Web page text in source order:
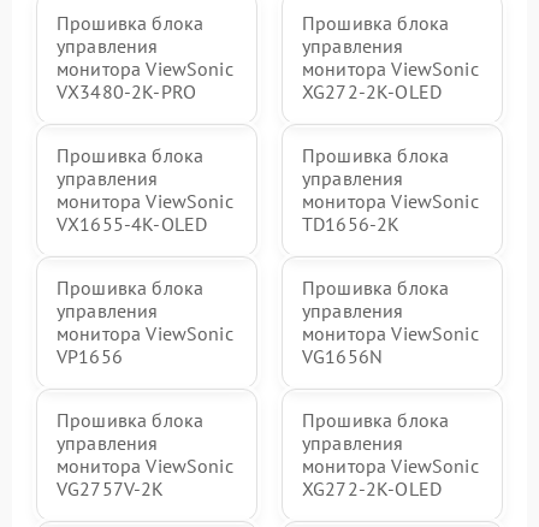
Прошивка блока
управления
монитора ViewSonic
VX3480-2K-PRO
Прошивка блока
управления
монитора ViewSonic
XG272-2K-OLED
Прошивка блока
управления
монитора ViewSonic
VX1655-4K-OLED
Прошивка блока
управления
монитора ViewSonic
TD1656-2K
Прошивка блока
управления
монитора ViewSonic
VP1656
Прошивка блока
управления
монитора ViewSonic
VG1656N
Прошивка блока
управления
монитора ViewSonic
VG2757V-2K
Прошивка блока
управления
монитора ViewSonic
XG272-2K-OLED